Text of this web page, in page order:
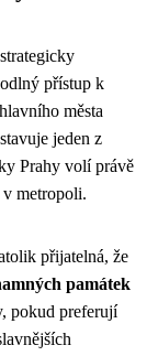
přístup k
města
jeden z
Prahy volí právě
metropoli.
přijatelná, že
památek
pokud preferují